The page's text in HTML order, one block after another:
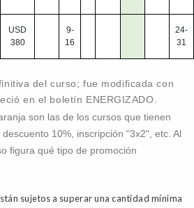
USD
380
9-
16
24-
31
del curso; fue modificada con
en el boletín ENERGIZADO.
son las de los cursos que tienen
10%, inscripción "3x2", etc. Al
figura qué tipo de promoción
sujetos a superar una cantidad mínima